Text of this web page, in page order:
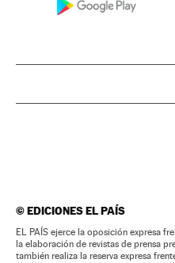
©EDICIONES EL PAÍS
EL PAÍS ejerce la oposición expresa
la elaboración de revistas de prensa
también realiza la reserva expresa